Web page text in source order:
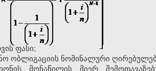
ფასი;
ობლიგაციის ნომინალური
მონაწილის მიერ